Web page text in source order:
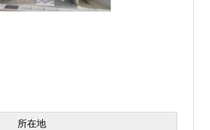
所在地